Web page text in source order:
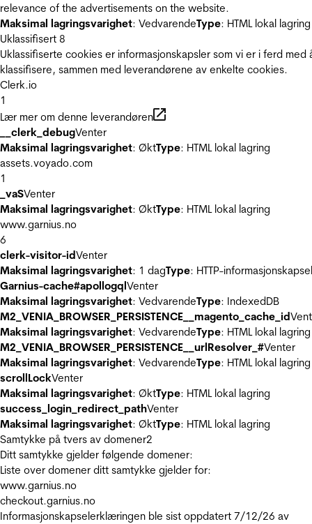
relevance of the advertisements on the website.
Maksimal lagringsvarighet: VedvarendeType: HTML lokal lagring
Uklassifisert 8
Uklassifiserte cookies er informasjonskapsler som vi er i ferd med
klassifisere, sammen med leverandørene av enkelte cookies.
Clerk.io
1
Lær mer om denne leverandøren
__clerk_debugVenter
Maksimal lagringsvarighet: ØktType: HTML lokal lagring
assets.voyado.com
1
_vaSVenter
Maksimal lagringsvarighet: ØktType: HTML lokal lagring
www.garnius.no
6
clerk-visitor-idVenter
Maksimal lagringsvarighet: 1 dagType: HTTP-informasjonskapsel
Garnius-cache#apollogqlVenter
Maksimal lagringsvarighet: VedvarendeType: IndexedDB
M2_VENIA_BROWSER_PERSISTENCE__magento_cache_id
Maksimal lagringsvarighet: VedvarendeType: HTML lokal lagring
M2_VENIA_BROWSER_PERSISTENCE__urlResolver_#Venter
Maksimal lagringsvarighet: VedvarendeType: HTML lokal lagring
scrollLockVenter
Maksimal lagringsvarighet: ØktType: HTML lokal lagring
success_login_redirect_pathVenter
Maksimal lagringsvarighet: ØktType: HTML lokal lagring
Samtykke på tvers av domener2
Ditt samtykke gjelder følgende domener:
Liste over domener ditt samtykke gjelder for:
www.garnius.no
checkout.garnius.no
Informasjonskapselerklæringen ble sist oppdatert 7/12/26 av